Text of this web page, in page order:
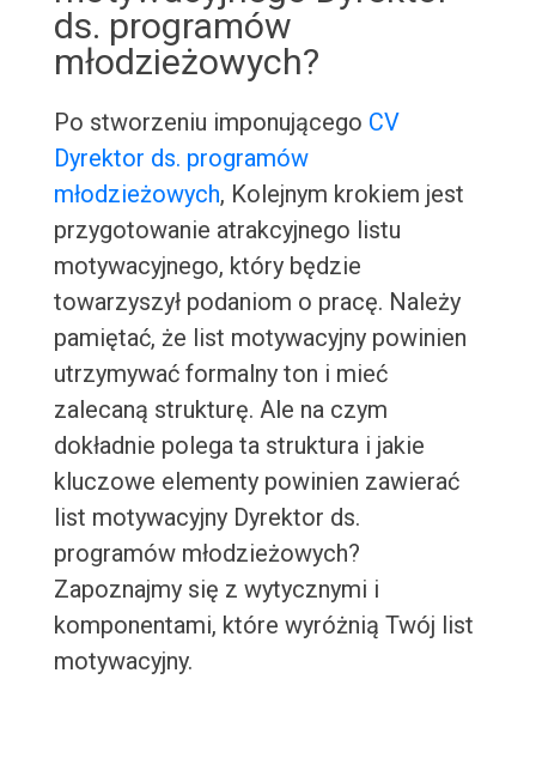
ds. programów
młodzieżowych?
Po stworzeniu imponującego CV
Dyrektor ds. programów
młodzieżowych, Kolejnym krokiem jest
przygotowanie atrakcyjnego listu
motywacyjnego, który będzie
towarzyszył podaniom o pracę. Należy
pamiętać, że list motywacyjny powinien
utrzymywać formalny ton i mieć
zalecaną strukturę. Ale na czym
dokładnie polega ta struktura i jakie
kluczowe elementy powinien zawierać
list motywacyjny Dyrektor ds.
programów młodzieżowych?
Zapoznajmy się z wytycznymi i
komponentami, które wyróżnią Twój list
motywacyjny.